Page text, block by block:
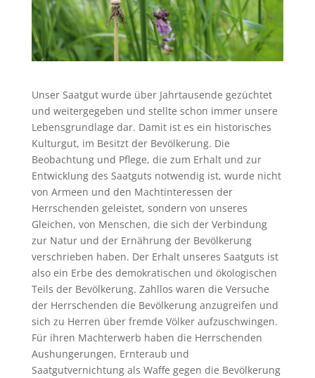
Unser Saatgut wurde über Jahrtausende gezüchtet
und weitergegeben und stellte schon immer unsere
Lebensgrundlage dar. Damit ist es ein historisches
Kulturgut, im Besitzt der Bevölkerung. Die
Beobachtung und Pflege, die zum Erhalt und zur
Entwicklung des Saatguts notwendig ist, wurde nicht
von Armeen und den Machtinteressen der
Herrschenden geleistet, sondern von unseres
Gleichen, von Menschen, die sich der Verbindung
zur Natur und der Ernährung der Bevölkerung
verschrieben haben. Der Erhalt unseres Saatguts ist
also ein Erbe des demokratischen und ökologischen
Teils der Bevölkerung. Zahllos waren die Versuche
der Herrschenden die Bevölkerung anzugreifen und
sich zu Herren über fremde Völker aufzuschwingen.
Für ihren Machterwerb haben die Herrschenden
Aushungerungen, Ernteraub und
Saatgutvernichtung als Waffe gegen die Bevölkerung